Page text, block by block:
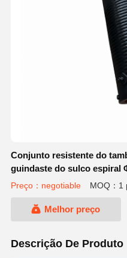
Conjunto resistente do
guindaste do sulco espiral
do guindaste de ponte aérea
Preço：negotiable MOQ：1
Melhor preço
Descrição De Produto